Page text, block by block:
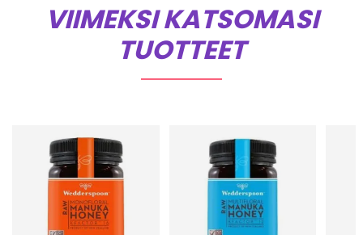
VIIMEKSI KATSOMASI
TUOTTEET